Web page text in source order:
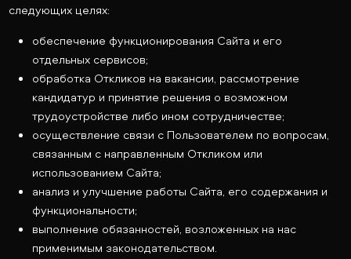
следующих целях:
обеспечение функционирования Сайта и его
отдельных сервисов;
обработка Откликов на вакансии, рассмотрение
кандидатур и принятие решения о возможном
трудоустройстве либо ином сотрудничестве;
осуществление связи с Пользователем по вопросам,
связанным с направленным Откликом или
использованием Сайта;
анализ и улучшение работы Сайта, его содержания и
функциональности;
выполнение обязанностей, возложенных на нас
применимым законодательством.